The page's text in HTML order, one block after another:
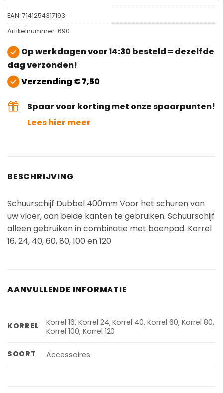
EAN: 7141254317193
Artikelnummer: 690
Op werkdagen voor 14:30 besteld = dezelfde
dag verzonden!
Verzending € 7,50
Spaar voor korting met onze spaarpunten!
Lees hier meer
BESCHRIJVING
Schuurschijf Dubbel 400mm Voor het schuren van
uw vloer, aan beide kanten te gebruiken. Schuurschijf
alleen gebruiken in combinatie met boenpad. Korrel
16, 24, 40, 60, 80, 100 en 120
AANVULLENDE INFORMATIE
KORREL
Korrel 16, Korrel 24, Korrel 40, Korrel 60, Korrel 80,
Korrel 100, Korrel 120
SOORT Accessoires